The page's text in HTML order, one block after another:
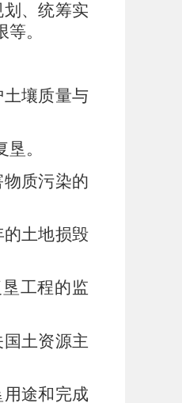
、统筹实
。
壤质量与
。
质污染的
土地损毁
工程的监
土资源主
途和完成